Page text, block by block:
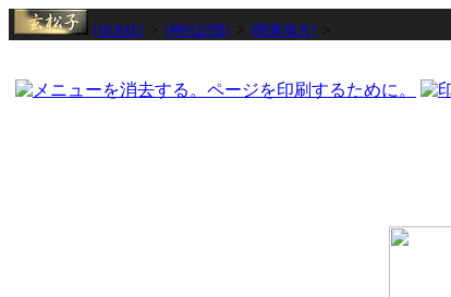
[HOME] [神社記憶] [関東地方]